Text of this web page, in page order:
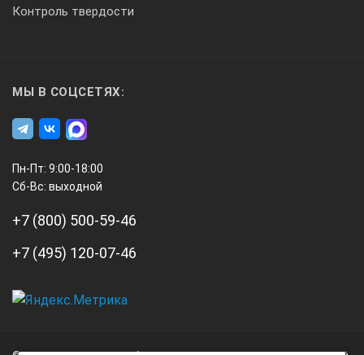
Контроль твердости
МЫ В СОЦСЕТЯХ:
Пн-Пт: 9:00-18:00
Сб-Вс: выходной
+7 (800) 500-59-46
+7 (495) 120-07-46